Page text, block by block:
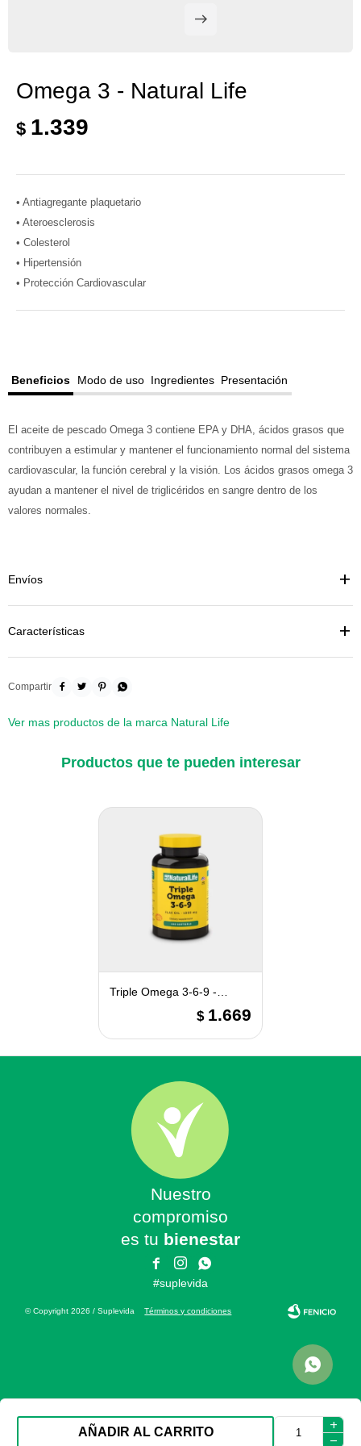
Omega 3 - Natural Life
$ 1.339
• Antiagregante plaquetario
• Ateroesclerosis
• Colesterol
• Hipertensión
• Protección Cardiovascular
AÑADIR AL CARRITO
add
remove
Beneficios Modo de uso Ingredientes Presentación
El aceite de pescado Omega 3 contiene EPA y DHA, ácidos grasos que
contribuyen a estimular y mantener el funcionamiento normal del sistema
cardiovascular, la función cerebral y la visión. Los ácidos grasos omega 3
ayudan a mantener el nivel de triglicéridos en sangre dentro de los
valores normales.
Envíos
Características
   
Ver mas productos de la marca Natural Life
Productos que te pueden interesar
Triple Omega 3-6-9 -
$ 1.669
Nuestro
compromiso
es tu bienestar
 

#suplevida
© Copyright 2026 / SuplevidaTérminos y condiciones
Fenicio